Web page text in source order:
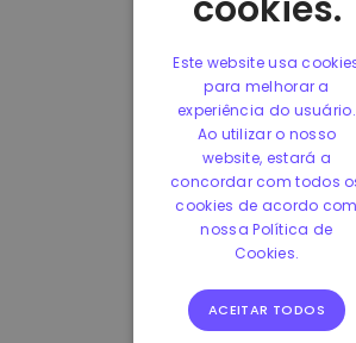
Este website usa
para melhorar a
experiência do usuário.
Ao utilizar o nosso
website, estará a
concordar com todos
cookies de acordo com
nossa Política de
Cookies.
ACEITAR TODOS